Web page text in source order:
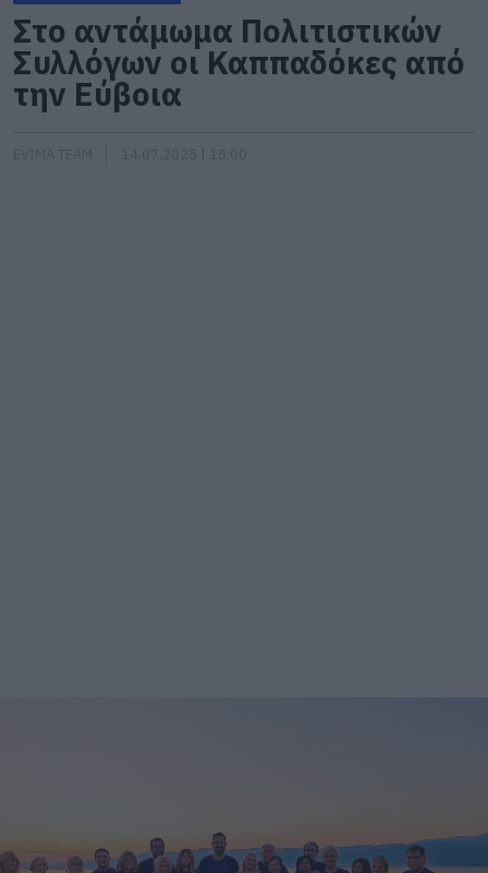
Στο αντάμωμα Πολιτιστικών
Συλλόγων οι Καππαδόκες από
την Εύβοια